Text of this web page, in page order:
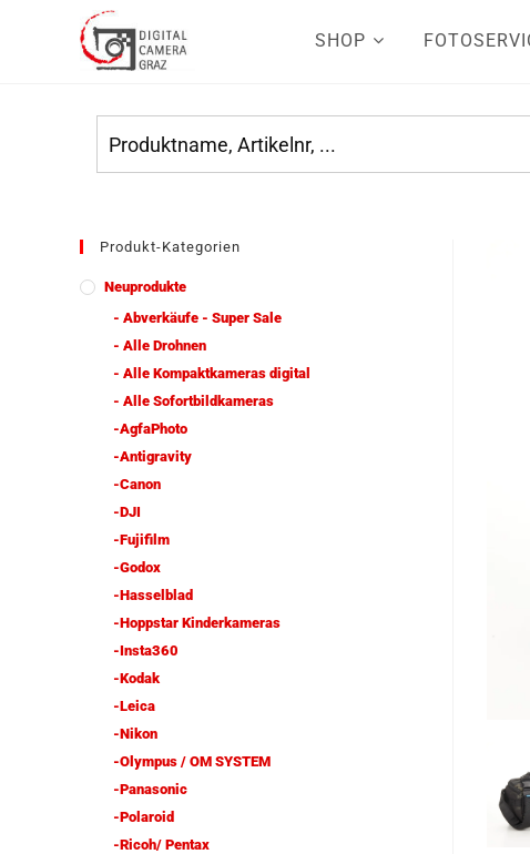
SHOP
Produkt-Kategorien
Neuprodukte
- Abverkäufe - Super Sale
- Alle Drohnen
- Alle Kompaktkameras digital
- Alle Sofortbildkameras
-AgfaPhoto
-Antigravity
-Canon
-DJI
-Fujifilm
-Godox
-Hasselblad
-Hoppstar Kinderkameras
-Insta360
-Kodak
-Leica
-Nikon
-Olympus / OM SYSTEM
-Panasonic
-Polaroid
-Ricoh/ Pentax